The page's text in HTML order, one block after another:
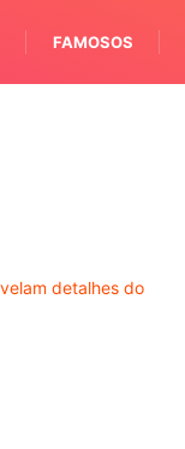
FAMOSOS